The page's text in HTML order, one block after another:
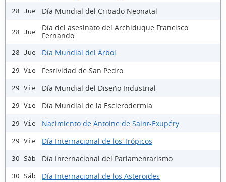
28 Jue Día Mundial del Cribado Neonatal
28 Jue
Día del asesinato del Archiduque Francisco
Fernando
28 Jue Día Mundial del Árbol
29 Vie Festividad de San Pedro
29 Vie Día Mundial del Diseño Industrial
29 Vie Día Mundial de la Esclerodermia
29 Vie Nacimiento de Antoine de Saint-Exupéry
29 Vie Día Internacional de los Trópicos
30 Sáb Día Internacional del Parlamentarismo
30 Sáb Día Internacional de los Asteroides